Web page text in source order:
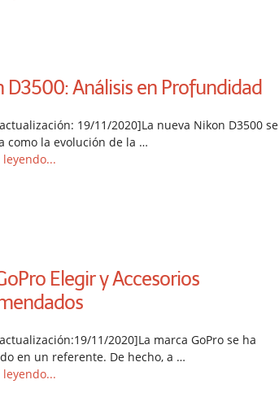
D3500: Análisis en Profundidad
19/11/2020]La nueva Nikon D3500 se
como la evolución de la …
Elegir y Accesorios
11/2020]La marca GoPro se ha
en un referente. De hecho, a …